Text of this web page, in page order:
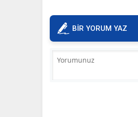
BİR YORUM YAZ